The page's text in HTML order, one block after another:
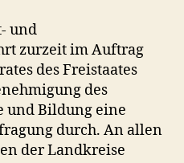
und
zurzeit im Auftrag
des Freistaates
des
und Bildung eine
durch. An allen
der Landkreise